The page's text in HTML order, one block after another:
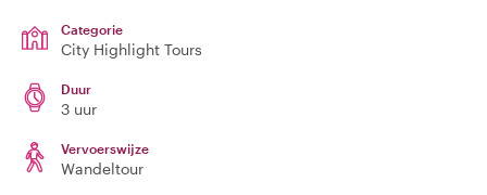
Categorie
City Highlight Tours
Duur
3 uur
Vervoerswijze
Wandeltour